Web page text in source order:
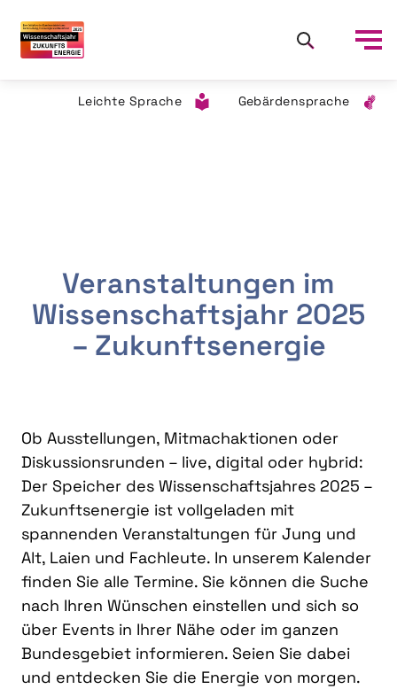
Leichte Sprache Gebärdensprache
Veranstaltungen im
Wissenschaftsjahr 2025
– Zukunftsenergie
Ob Ausstellungen, Mitmachaktionen oder
Diskussionsrunden – live, digital oder hybrid:
Der Speicher des Wissenschaftsjahres 2025 –
Zukunftsenergie ist vollgeladen mit
spannenden Veranstaltungen für Jung und
Alt, Laien und Fachleute. In unserem Kalender
finden Sie alle Termine. Sie können die Suche
nach Ihren Wünschen einstellen und sich so
über Events in Ihrer Nähe oder im ganzen
Bundesgebiet informieren. Seien Sie dabei
und entdecken Sie die Energie von morgen.